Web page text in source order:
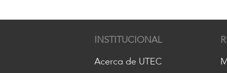
INSTITUCIONAL
Acerca de UTEC